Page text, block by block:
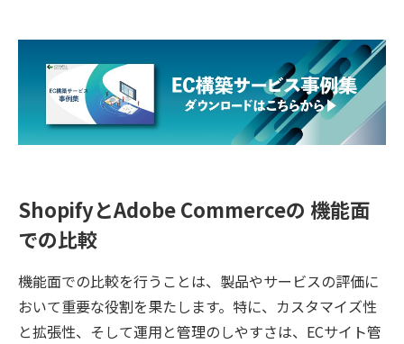
ShopifyとAdobe Commerceの 機能面
での比較
機能面での比較を行うことは、製品やサービスの評価に
おいて重要な役割を果たします。特に、カスタマイズ性
と拡張性、そして運用と管理のしやすさは、ECサイト管